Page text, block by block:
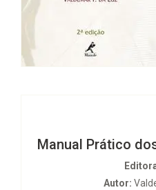
Manual Prático
Autor: